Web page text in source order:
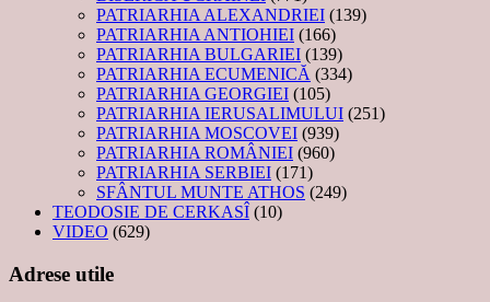
PATRIARHIA ALEXANDRIEI (139)
PATRIARHIA ANTIOHIEI (166)
PATRIARHIA BULGARIEI (139)
PATRIARHIA ECUMENICĂ (334)
PATRIARHIA GEORGIEI (105)
PATRIARHIA IERUSALIMULUI (251)
PATRIARHIA MOSCOVEI (939)
PATRIARHIA ROMÂNIEI (960)
PATRIARHIA SERBIEI (171)
SFÂNTUL MUNTE ATHOS (249)
TEODOSIE DE CERKASÎ (10)
VIDEO (629)
Adrese utile